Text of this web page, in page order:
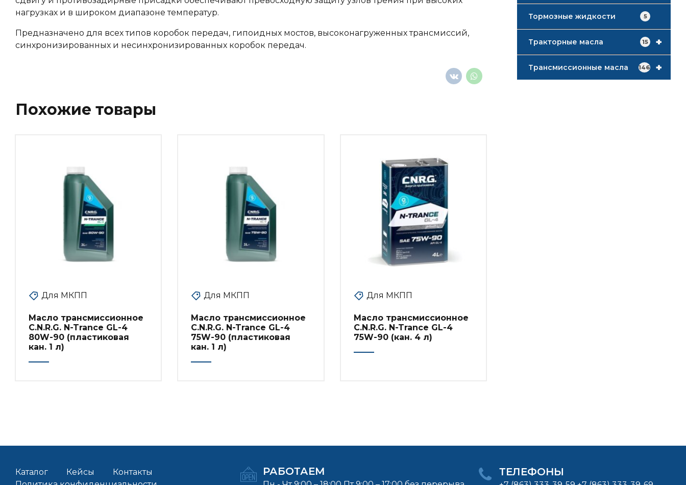
нагрузках и в широком диапазоне температур.
Предназначено для всех типов коробок передач, гипоидных мостов, высоконагруженных трансмиссий,
синхронизированных и несинхронизированных коробок передач.
Похожие товары
Для МКПП
Масло трансмиссионное
C.N.R.G. N-Trance GL-4
80W-90 (пластиковая
кан. 1 л)
Для МКПП
Масло трансмиссионное
C.N.R.G. N-Trance GL-4
75W-90 (пластиковая
кан. 1 л)
Для МКПП
Масло трансмиссионное
C.N.R.G. N-Trance GL-4
75W-90 (кан. 4 л)
Тормозные жидкости 5
+
Тракторные масла 15
+
Трансмиссионные масла 146
Каталог Кейсы
Контакты
РАБОТАЕМ ТЕЛЕФОНЫ